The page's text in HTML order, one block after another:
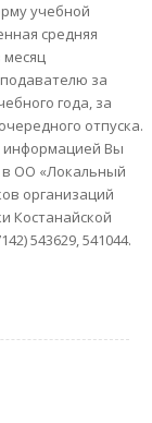
учебной
средняя
месяц
за
года, за
отпуска.
информацией Вы
в ОО «Локальный
организаций
Костанайской
543629, 541044.